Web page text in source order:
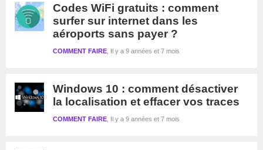
Codes WiFi gratuits : comment
surfer sur internet dans les
aéroports sans payer ?
Il y a 9 années et 7 mois
COMMENT FAIRE
Windows 10 : comment désactiver
la localisation et effacer vos traces
Il y a 9 années et 7 mois
COMMENT FAIRE